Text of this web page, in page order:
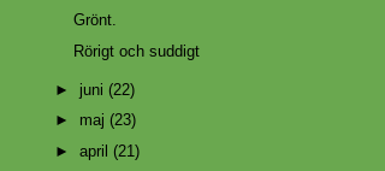
Grönt.
Rörigt och suddigt
► juni (22)
► maj (23)
► april (21)